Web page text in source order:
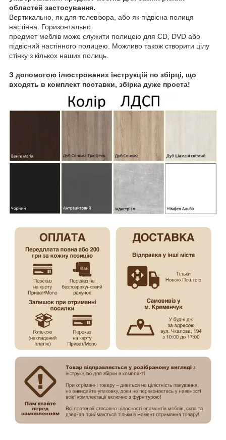
областей застосування.
Вертикально, як для телевізора, або як підвісна полиця
настінна. Горизонтально
предмет меблів може служити полицею для CD, DVD або
підвісний настінного полицею. Можливо також створити цілу
стінку з кількох наших полиць.
З допомогою ілюстрованих інструкцій по збірці, що
входять в комплект поставки, збірка дуже проста!